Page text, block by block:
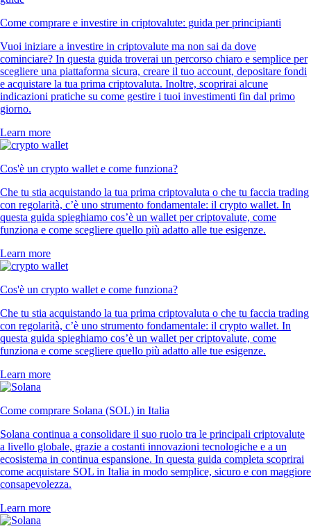
Come comprare e investire in criptovalute: guida per principianti
Vuoi iniziare a investire in criptovalute ma non sai da dove
cominciare? In questa guida troverai un percorso chiaro e semplice per
scegliere una piattaforma sicura, creare il tuo account, depositare fondi
e acquistare la tua prima criptovaluta. Inoltre, scoprirai alcune
indicazioni pratiche su come gestire i tuoi investimenti fin dal primo
giorno.
Learn more
Cos'è un crypto wallet e come funziona?
Che tu stia acquistando la tua prima criptovaluta o che tu faccia trading
con regolarità, c’è uno strumento fondamentale: il crypto wallet. In
questa guida spieghiamo cos’è un wallet per criptovalute, come
funziona e come scegliere quello più adatto alle tue esigenze.
Learn more
Cos'è un crypto wallet e come funziona?
Che tu stia acquistando la tua prima criptovaluta o che tu faccia trading
con regolarità, c’è uno strumento fondamentale: il crypto wallet. In
questa guida spieghiamo cos’è un wallet per criptovalute, come
funziona e come scegliere quello più adatto alle tue esigenze.
Learn more
Come comprare Solana (SOL) in Italia
Solana continua a consolidare il suo ruolo tra le principali criptovalute
a livello globale, grazie a costanti innovazioni tecnologiche e a un
ecosistema in continua espansione. In questa guida completa scoprirai
come acquistare SOL in Italia in modo semplice, sicuro e con maggiore
consapevolezza.
Learn more